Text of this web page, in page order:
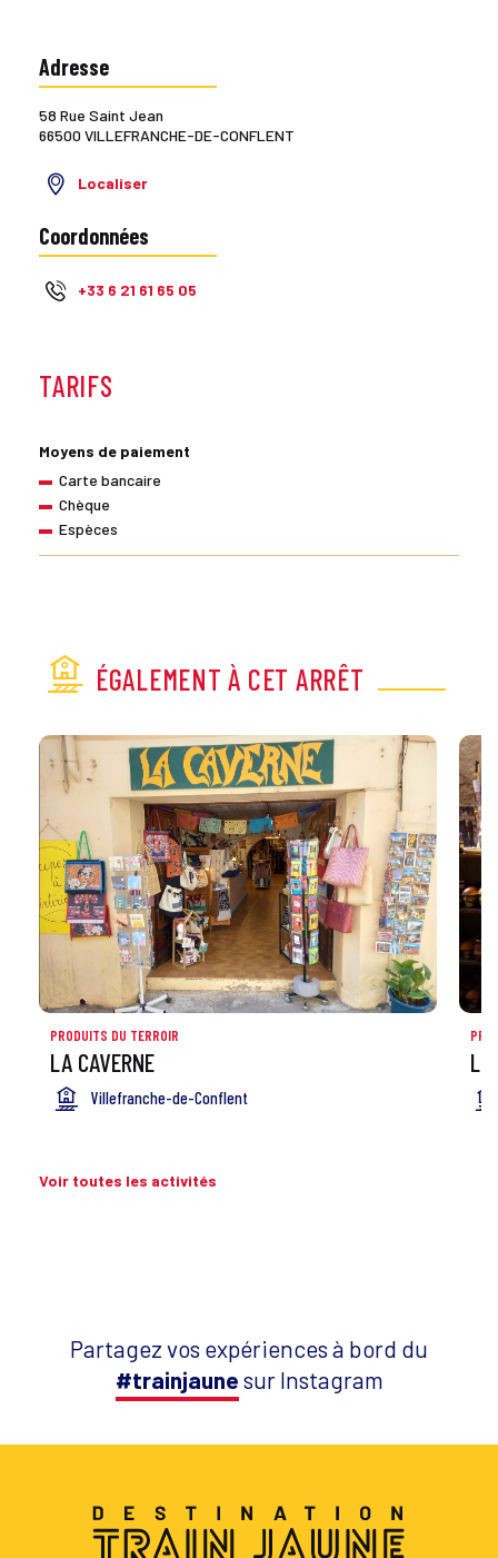
Adresse
58 Rue Saint Jean
66500 VILLEFRANCHE-DE-CONFLENT
Localiser
Coordonnées
+33 6 21 61 65 05
TARIFS
Moyens de paiement
Carte bancaire
Chèque
Espèces
ÉGALEMENT À CET ARRÊT
PRODUITS DU TERROIR
LA CAVERNE
Villefranche-de-Conflent
LA
Voir toutes les activités
Partagez vos expériences à bord du
#trainjaune sur Instagram